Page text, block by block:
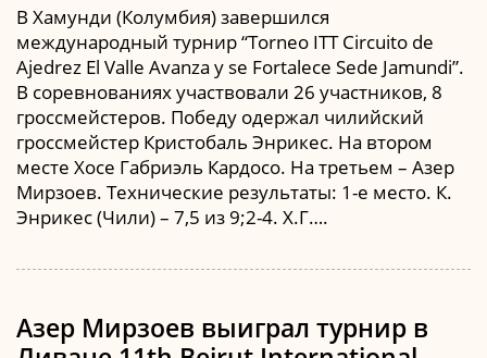
В Хамунди (Колумбия) завершился
международный турнир “Torneo ITT Circuito de
Ajedrez El Valle Avanza y se Fortalece Sede Jamundi”.
В соревнованиях участвовали 26 участников, 8
гроссмейстеров. Победу одержал чилийский
гроссмейстер Кристобаль Энрикес. На втором
месте Хосе Габриэль Кардосо. На третьем – Азер
Мирзоев. Технические результаты: 1-е место. К.
Энрикес (Чили) – 7,5 из 9;2-4. Х.Г….
Азер Мирзоев выиграл турнир в